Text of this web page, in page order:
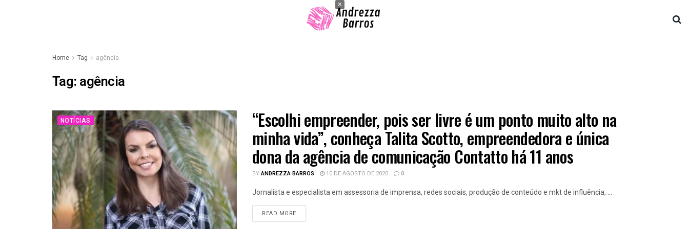
Home Tag agência
Tag:agência
NOTÍCIAS “Escolhi empreender, pois ser livre é um ponto muito alto na
minha vida”, conheça Talita Scotto, empreendedora e única
dona da agência de comunicação Contatto há 11 anos
BYANDREZZA BARROS 10 DE AGOSTO DE 2020 0
Jornalista e especialista em assessoria de imprensa, redes sociais, produção de conteúdo e mkt de influência, ...
READ MORE
×